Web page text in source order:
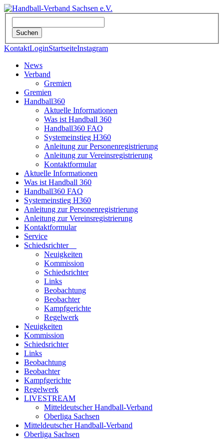
KontaktLoginStartseiteInstagram
News
Verband
Gremien
Gremien
Handball360
Aktuelle Informationen
Was ist Handball 360
Handball360 FAQ
Systemeinstieg H360
Anleitung zur Personenregistrierung
Anleitung zur Vereinsregistrierung
Kontaktformular
Aktuelle Informationen
Was ist Handball 360
Handball360 FAQ
Systemeinstieg H360
Anleitung zur Personenregistrierung
Anleitung zur Vereinsregistrierung
Kontaktformular
Service
Schiedsrichter
Neuigkeiten
Kommission
Schiedsrichter
Links
Beobachtung
Beobachter
Kampfgerichte
Regelwerk
Neuigkeiten
Kommission
Schiedsrichter
Links
Beobachtung
Beobachter
Kampfgerichte
Regelwerk
LIVESTREAM
Mitteldeutscher Handball-Verband
Oberliga Sachsen
Mitteldeutscher Handball-Verband
Oberliga Sachsen